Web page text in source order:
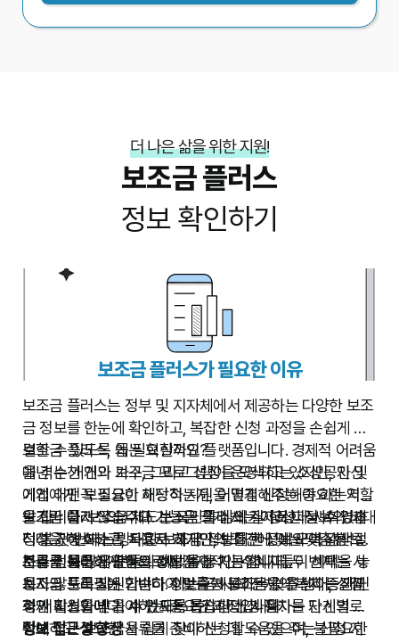
더 나은 삶을 위한 지원!
보조금 플러스
정보 확인하기
보조금 플러스가 필요한 이유
보조금 플러스는 정부 및 지자체에서 제공하는 다양한 보조
금 정보를 한눈에 확인하고, 복잡한 신청 과정을 손쉽게 해
결할 수 있도록 돕는 혁신적인 플랫폼입니다. 경제적 어려움
을 겪는 개인과 가구, 그리고 성장을 모색하는 소상공인 및
기업에게 꼭 필요한 재정적 지원을 연결해주는 중요한 역할
을 합니다. 보조금 제도는 국민의 삶의 질 향상과 사회경제
적 불균형 해소를 목표로 하지만, 방대한 정보와 복잡한 절
차로 인해 많은 분들이 혜택을 놓치곤 합니다.
보조금 플러스, 왜 필요할까요?
매년 수천 개의 보조금 프로그램이 운영되고 있지만, 자신
에게 어떤 보조금이 해당하는지, 어떻게 신청해야 하는지
알기란 쉽지 않습니다. 보조금 플러스는 이러한 정보의 비대
칭성을 해소하고, 사용자 개개인의 조건에 맞는 맞춤형 보
조금 정보를 제공함으로써 잠재적인 수혜자들이 혜택을 놓
치지 않도록 지원합니다. 이는 곧 사회 전체의 복지 증진과
경제 활성화에 기여하는 중요한 과정입니다.
보조금 플러스의 주요 기능은 크게 세 가지로 나눌 수 있습
니다. 첫 번째는 방대한 보조금 정보를 한곳에 모아 검색 및
분류를 용이하게 하는 정보 통합 기능입니다. 두 번째는 사
용자의 프로필에 기반하여 맞춤형 보조금을 추천하는 개인
화 서비스입니다. 세 번째는 복잡한 신청 절차를 단계별로
안내하고 필요한 서류를 준비하는 데 도움을 주는 신청 지
보조금 플러스 활용의 장점
보조금 플러스는 단순히 정보를 제공하는 것을 넘어, 실질
적인 지원을 받을 수 있도록 돕습니다. 사용자는 자신의 상
황에 맞는 보조금을 쉽게 찾아 신청할 수 있으며, 불필요한
정보 접근성 향상